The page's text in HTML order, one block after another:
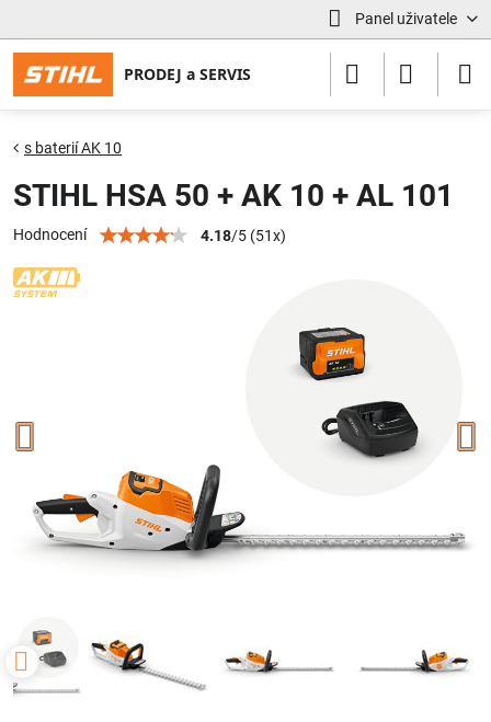
Panel uživatele
s baterií AK 10
STIHL HSA 50 + AK 10 + AL 101
Hodnocení 4.18/5 (51x)